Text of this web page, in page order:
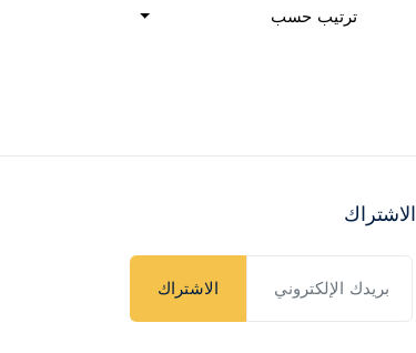
ترتيب حسب
الاشتراك
الاشتراك